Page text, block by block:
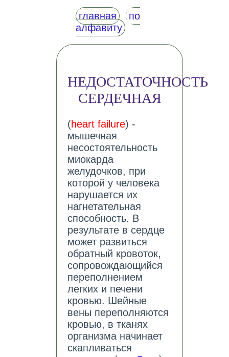
главная
по
алфавиту
НЕДОСТАТОЧНОСТЬ
СЕРДЕЧНАЯ
(heart failure) -
мышечная
несостоятельность
миокарда
желудочков, при
которой у человека
нарушается их
нагнетательная
способность. В
результате в сердце
может развиться
обратный кровоток,
сопровождающийся
переполнением
легких и печени
кровью. Шейные
вены переполняются
кровью, в тканях
организма начинает
скапливаться